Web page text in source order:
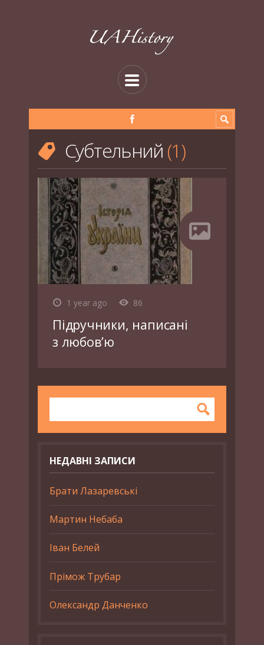
Субтельний 1
1 year ago 86
Підручники, написані
з любов’ю
НЕДАВНІ ЗАПИСИ
Брати Лазаревські
Мартин Небаба
Іван Белей
Прімож Трубар
Олександр Данченко